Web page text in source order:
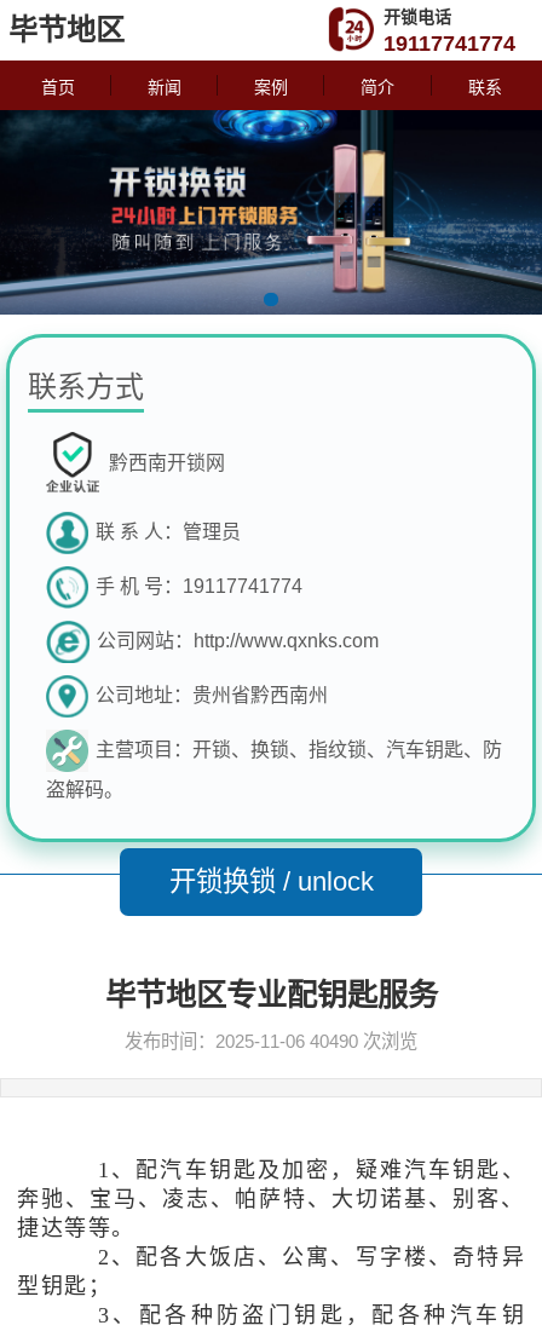
毕节地区 开锁电话
19117741774
首页 新闻 案例 简介 联系
联系方式
黔西南开锁网
联 系 人： 管理员
手 机 号： 19117741774
公司网站： http://www.qxnks.com
公司地址： 贵州省黔西南州
主营项目： 开锁、换锁、指纹锁、汽车钥匙、防
盗解码。
开锁换锁 / unlock
毕节地区专业配钥匙服务
发布时间：2025-11-06 40490 次浏览
1、 配汽车钥匙及加密，疑难汽车钥匙、
奔驰、宝马、凌志、帕萨特、大切诺基、别客、
捷达等等。
2、配各大饭店、公寓、写字楼、奇特异
型钥匙；
3、配各种防盗门钥匙，配各种汽车钥